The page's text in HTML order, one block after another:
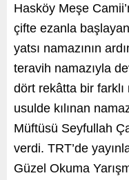
Hasköy Meşe
çifte ezanla
yatsı namazının
teravih namazıyla
dört rekâtta bir
usulde kılınan
Müftüsü Seyfullah
verdi. TRT’de
Güzel Okuma